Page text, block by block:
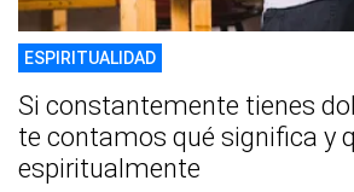
ESPIRITUALIDAD
Si constantemente tienes
te contamos qué significa y
espiritualmente